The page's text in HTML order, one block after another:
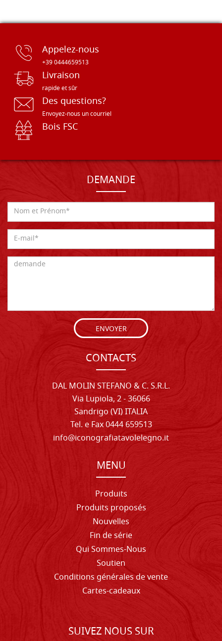
Appelez-nous
+39 0444659513
Livraison
rapide et sûr
Des questions?
Envoyez-nous un courriel
Bois FSC
DEMANDE
ENVOYER
CONTACTS
DAL MOLIN STEFANO & C. S.R.L.
Via Lupiola, 2 - 36066
Sandrigo (VI) ITALIA
Tel. e Fax 0444 659513
info@iconografiatavolelegno.it
MENU
Produits
Produits proposés
Nouvelles
Fin de série
Qui Sommes-Nous
Soutien
Conditions générales de vente
Cartes-cadeaux
SUIVEZ NOUS SUR